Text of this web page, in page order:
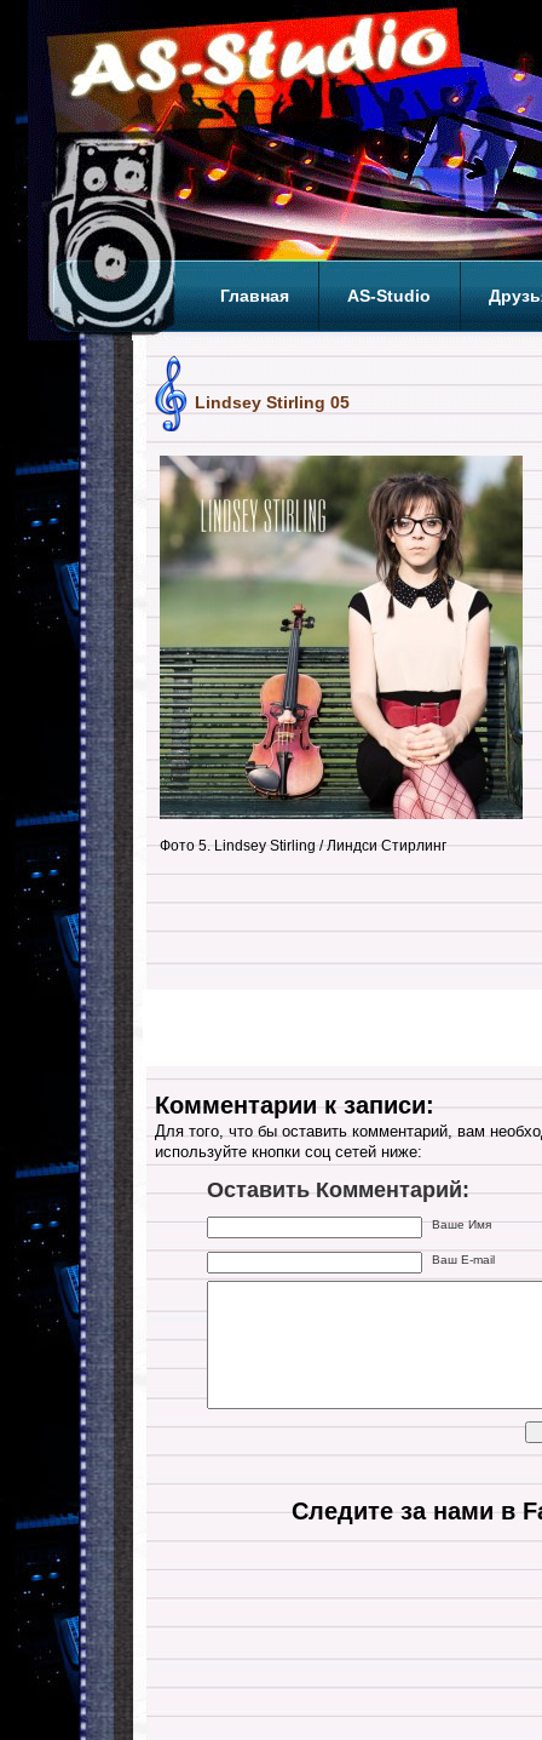
Главная AS-Studio
Lindsey Stirling 05
Фото 5. Lindsey Stirling / Линдси Стирлинг
Комментарии к записи:
Для того, что бы оставить комментарий, вам
используйте кнопки соц сетей ниже:
Оставить Комментарий:
Ваше Имя
Ваш E-mail
Следите за нами в